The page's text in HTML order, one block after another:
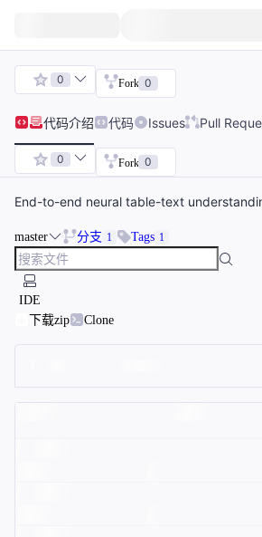
0 Fork 0
代码介绍 代码 Issues Pull
0 Fork 0
End-to-end neural table-text
master 分支 1 Tags 1
IDE
下载zip
Clone